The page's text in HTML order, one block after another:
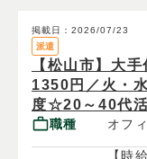
掲載日：2026/07/23
派遣
【松山市】大
1350円／火・
度☆20～40代活
職種 オフ
【時